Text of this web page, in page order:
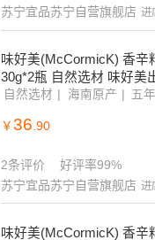
苏宁宜品苏宁自营旗舰店 进
味好美(McCormicK) 香辛
30g*2瓶 自然选材 味好美
自然选材 海南原产 五
￥ 36.90
2条评价
好评率99%
苏宁宜品苏宁自营旗舰店 进
味好美(McCormicK) 香辛